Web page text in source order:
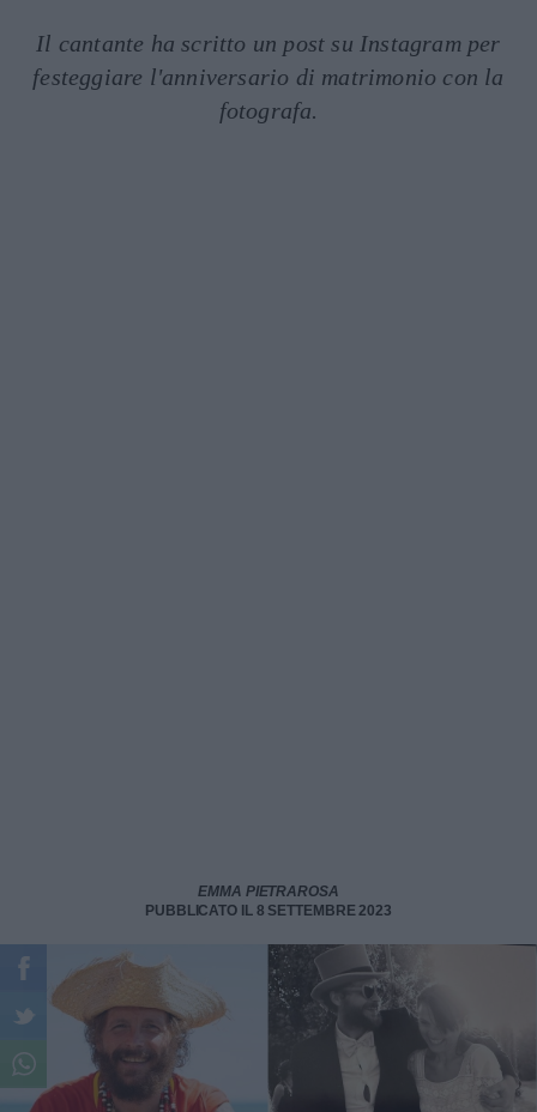
Il cantante ha scritto un post su Instagram per
festeggiare l'anniversario di matrimonio con la
fotografa.
EMMA PIETRAROSA
PUBBLICATO IL 8 SETTEMBRE 2023